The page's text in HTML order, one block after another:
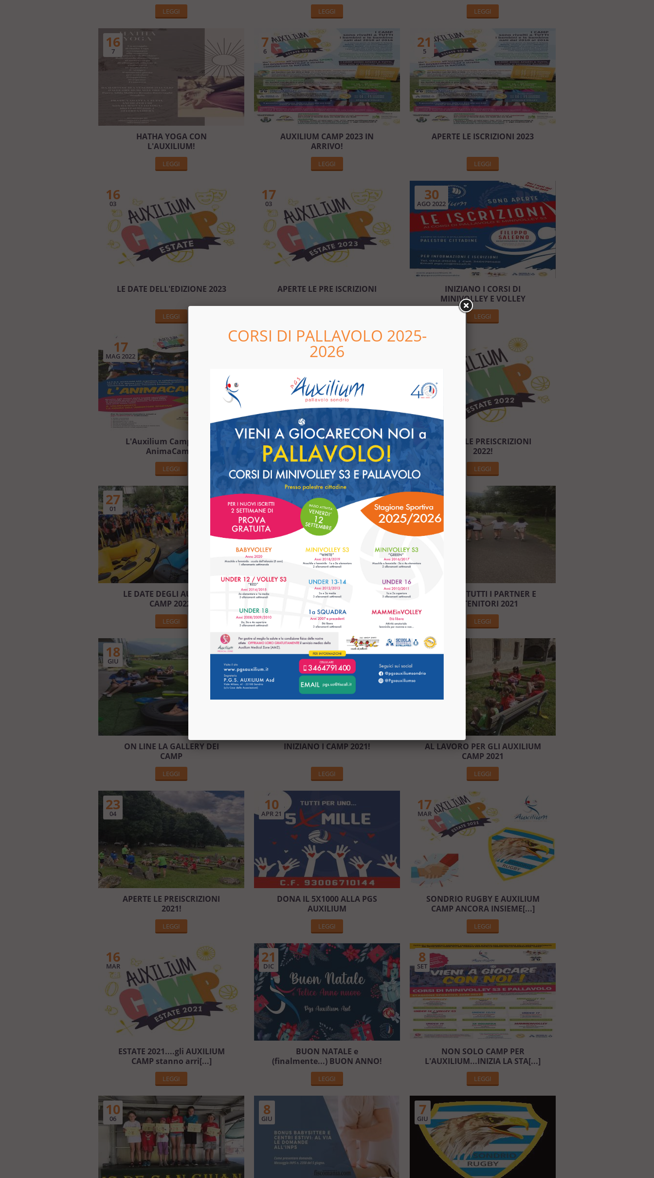
LEGGI LEGGI LEGGI
16
7
HATHA YOGA CON
L'AUXILIUM!
LEGGI
7
6
AUXILIUM CAMP 2023 IN
ARRIVO!
LEGGI
21
5
APERTE LE ISCRIZIONI 2023
LEGGI
16
03
LE DATE DELL'EDIZIONE 2023
LEGGI
17
03
APERTE LE PRE ISCRIZIONI
30
AGO 2022
INIZIANO I CORSI DI
MINIVOLLEY E VOLLEY
LEGGI
17
MAG 2022
L'Auxilium Camp 2022 è
AnimaCamp!
LEGGI
11
TUTTA LA DOCUMENTAZIONE
2022 E' ON LINE!
LEGGI
05
APERTE LE PREISCRIZIONI
2022!
LEGGI
27
01
LE DATE DEGLI AUXILIUM
CAMP 2022!
LEGGI
5
8
UNA ESTATE DI
AUXILIUM [...]
LEGGI
28
GIU
GRAZIE A TUTTI I PARTNER E
SOSTENITORI 2021
LEGGI
18
GIU
ON LINE LA GALLERY DEI
CAMP
LEGGI
13
INIZIANO I CAMP 2021!
LEGGI
28
AL LAVORO PER GLI AUXILIUM
CAMP 2021
LEGGI
23
04
APERTE LE PREISCRIZIONI
2021!
LEGGI
10
APR 21
DONA IL 5X1000 ALLA PGS
AUXILIUM
LEGGI
17
MAR
SONDRIO RUGBY E AUXILIUM
CAMP ANCORA INSIEME[...]
LEGGI
16
MAR
ESTATE 2021....gli AUXILIUM
CAMP stanno arri[...]
LEGGI
21
DIC
BUON NATALE e
(finalmente...) BUON ANNO!
LEGGI
8
SET
NON SOLO CAMP PER
L'AUXILIUM...INIZIA LA STA[...]
LEGGI
10
06
8
GIU
7
GIU
CORSI DI PALLAVOLO 2025-
2026